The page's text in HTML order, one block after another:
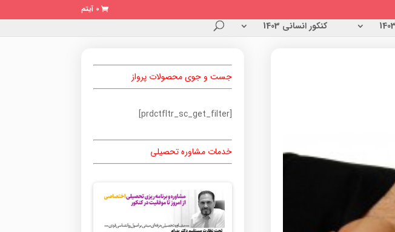
0 آیتم
کنکور انسانی 1403
جست و جوی محصولات پرواز
[prdctfltr_sc_get_filter]
خدمات مشاوره تحصیلی